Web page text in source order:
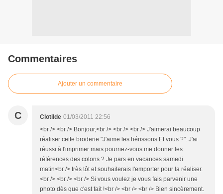
Commentaires
Ajouter un commentaire
C Clotilde 01/03/2011 22:56
<br /> <br /> Bonjour,<br /> <br /> <br /> J'aimerai beaucoup
réaliser cette broderie "J'aime les hérissons Et vous ?". J'ai
réussi à l'imprimer mais pourriez-vous me donner les
références des cotons ? Je pars en vacances samedi
matin<br /> très tôt et souhaiterais l'emporter pour la réaliser.
<br /> <br /> <br /> Si vous voulez je vous fais parvenir une
photo dès que c'est fait !<br /> <br /> <br /> Bien sincèrement.